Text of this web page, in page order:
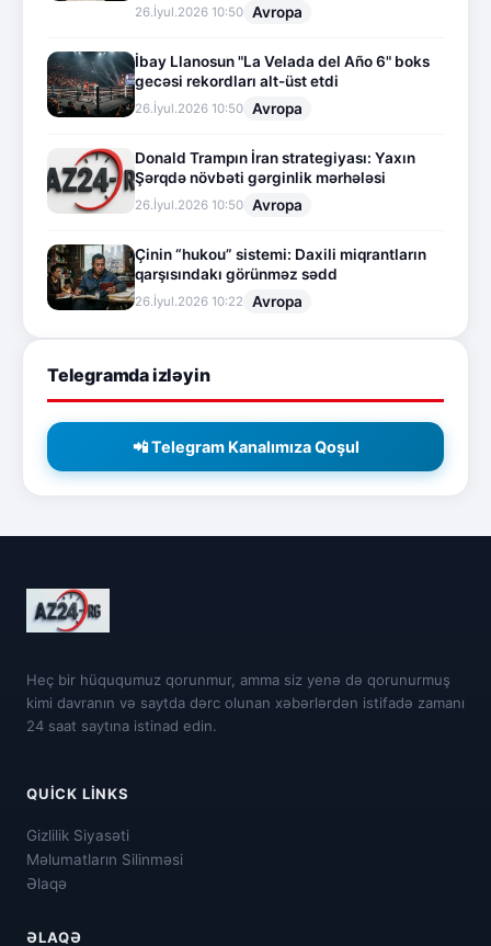
26.İyul.2026 10:50 Avropa
İbay Llanosun "La Velada del Año 6" boks
gecəsi rekordları alt-üst etdi
26.İyul.2026 10:50 Avropa
Donald Trampın İran strategiyası: Yaxın
Şərqdə növbəti gərginlik mərhələsi
26.İyul.2026 10:50 Avropa
Çinin “hukou” sistemi: Daxili miqrantların
qarşısındakı görünməz sədd
26.İyul.2026 10:22 Avropa
Telegramda izləyin
📲 Telegram Kanalımıza Qoşul
Heç bir hüququmuz qorunmur, amma siz yenə də qorunurmuş
kimi davranın və saytda dərc olunan xəbərlərdən istifadə zamanı
24 saat saytına istinad edin.
QUICK LINKS
Gizlilik Siyasəti
Məlumatların Silinməsi
Əlaqə
ƏLAQƏ